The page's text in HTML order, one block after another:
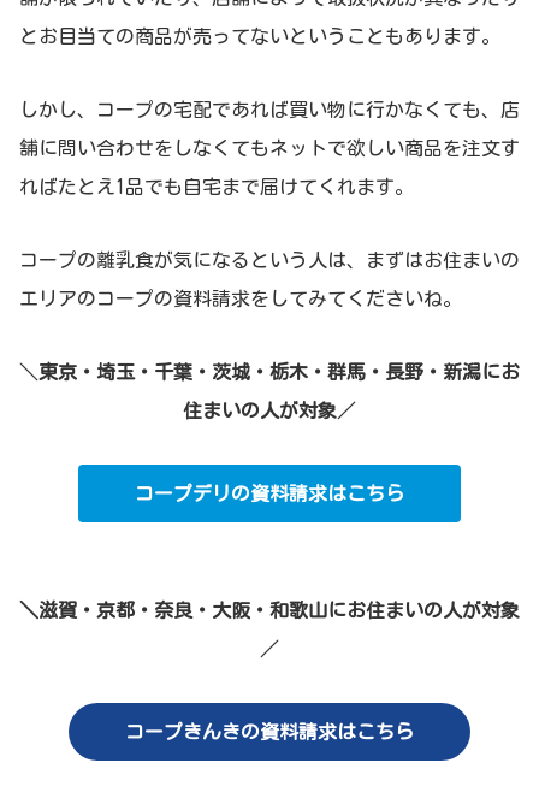
とお目当ての商品が売ってないということもあります。
しかし、コープの宅配であれば買い物に行かなくても、店
舗に問い合わせをしなくてもネットで欲しい商品を注文す
ればたとえ1品でも自宅まで届けてくれます。
コープの離乳食が気になるという人は、まずはお住まいの
エリアのコープの資料請求をしてみてくださいね。
＼ 東京・埼玉・千葉・茨城・栃木・群馬・長野・新潟にお
住まいの人が対象 ／
コープデリの資料請求はこちら
＼滋賀・京都・奈良・大阪・和歌山にお住まいの人が対象
／
コープきんきの資料請求はこちら